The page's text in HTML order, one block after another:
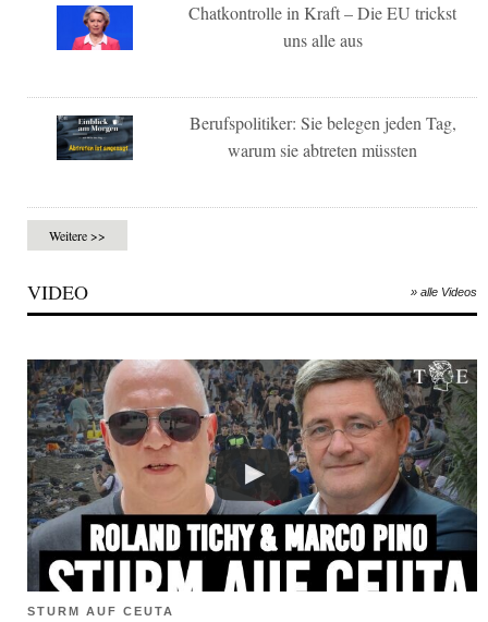
Chatkontrolle in Kraft – Die EU trickst
uns alle aus
Berufspolitiker: Sie belegen jeden Tag,
warum sie abtreten müssten
Weitere >>
VIDEO » alle Videos
STURM AUF CEUTA